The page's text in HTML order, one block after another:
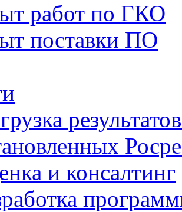
работ по ГКО
поставки ПО
и консалтинг